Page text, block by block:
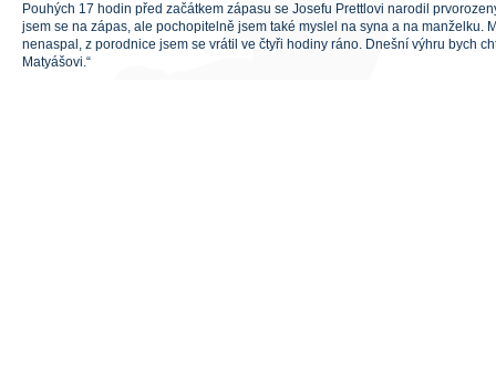
Pouhých 17 hodin před začátkem zápasu se Josefu Prettlovi narodil
jsem se na zápas, ale pochopitelně jsem také myslel na syna a na manželku.
nenaspal, z porodnice jsem se vrátil ve čtyři hodiny ráno. Dnešní výhru bych
Matyášovi.“